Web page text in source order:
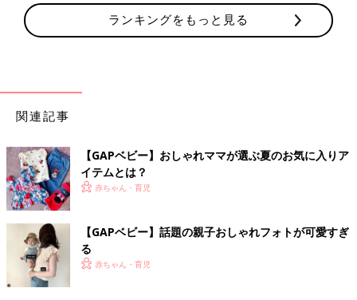
ランキングをもっと見る
関連記事
【GAPベビー】おしゃれママが選ぶ夏のお気に入りア
イテムとは？
赤ちゃん・育児
【GAPベビー】話題の親子おしゃれフォトが可愛すぎ
る
赤ちゃん・育児